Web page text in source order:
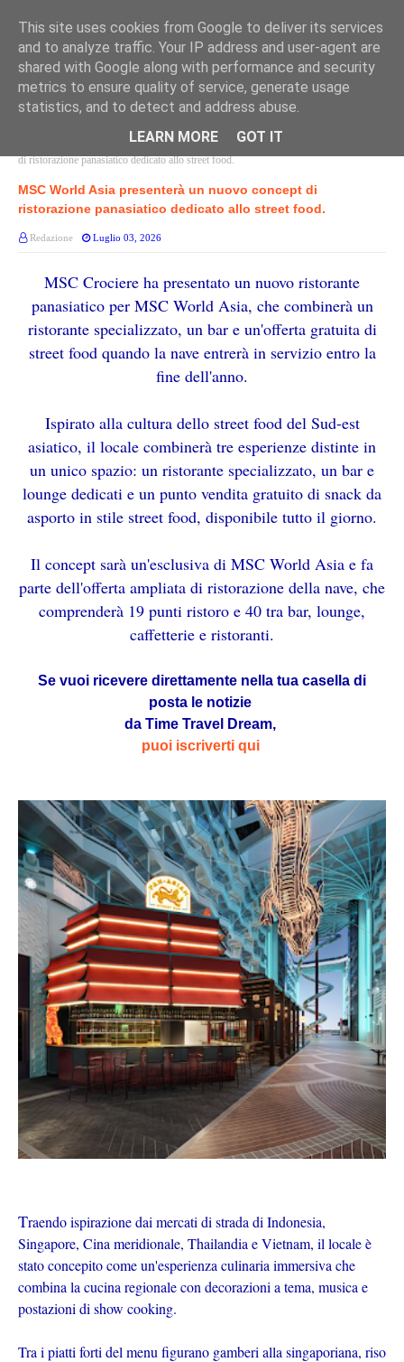
di ristorazione panasiatico dedicato allo street food.
MSC World Asia presenterà un nuovo concept di
ristorazione panasiatico dedicato allo street food.
Redazione Luglio 03, 2026
MSC Crociere ha presentato un nuovo ristorante
panasiatico per MSC World Asia, che combinerà un
ristorante specializzato, un bar e un'offerta gratuita di
street food quando la nave entrerà in servizio entro la
fine dell'anno.
Ispirato alla cultura dello street food del Sud-est
asiatico, il locale combinerà tre esperienze distinte in
un unico spazio: un ristorante specializzato, un bar e
lounge dedicati e un punto vendita gratuito di snack da
asporto in stile street food, disponibile tutto il giorno.
Il concept sarà un'esclusiva di MSC World Asia e fa
parte dell'offerta ampliata di ristorazione della nave, che
comprenderà 19 punti ristoro e 40 tra bar, lounge,
caffetterie e ristoranti.
Se vuoi ricevere direttamente nella tua casella di
posta le notizie
da Time Travel Dream,
puoi iscriverti qui
Traendo ispirazione dai mercati di strada di Indonesia,
Singapore, Cina meridionale, Thailandia e Vietnam, il locale è
stato concepito come un'esperienza culinaria immersiva che
combina la cucina regionale con decorazioni a tema, musica e
postazioni di show cooking.
Tra i piatti forti del menu figurano gamberi alla singaporiana, riso
This site uses cookies from Google to deliver its services
and to analyze traffic. Your IP address and user-agent are
shared with Google along with performance and security
metrics to ensure quality of service, generate usage
statistics, and to detect and address abuse.
LEARN MORE
GOT IT